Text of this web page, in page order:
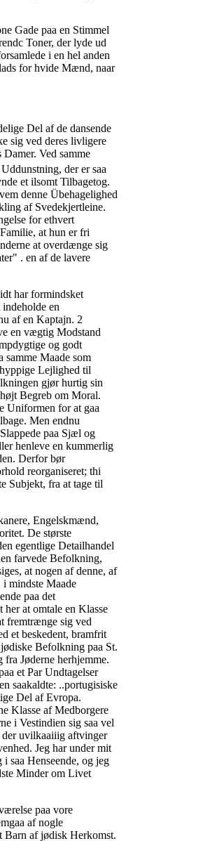
Gade paa en Stimmel
Toner, der lyde ud
i en hel anden
for hvide Mænd, naar
Del af de dansende
sig ved deres livligere
Ved samme
der er saa
et ilsomt Tilbagetog.
denne Übehagelighed
af Svedekjertleine.
for ethvert
at hun er fri
at overdænge sig
. en af de lavere
har formindsket
en
af en Kaptajn. 2
en vægtig Modstand
og godt
samme Maade som
Lejlighed til
gjør hurtig sin
Begreb om Moral.
Uniformen for at gaa
Men endnu
paa Sjæl og
henleve en kummerlig
Derfor bør
reorganiseret; thi
Subjekt, fra at tage til
Engelskmænd,
De største
egentlige Detailhandel
farvede Befolkning,
at nogen af denne, af
i mindste Maade
paa det
at omtale en Klasse
fremtrænge sig ved
et beskedent, bramfrit
Befolkning paa St.
Jøderne herhjemme.
et Par Undtagelser
saakaldte: ..portugisiske
Del af Evropa.
Klasse af Medborgere
i Vestindien sig saa vel
uvilkaaiiig aftvinger
Jeg har under mit
saa Henseende, og jeg
Minder om Livet
paa vore
af nogle
Barn af jødisk Herkomst.